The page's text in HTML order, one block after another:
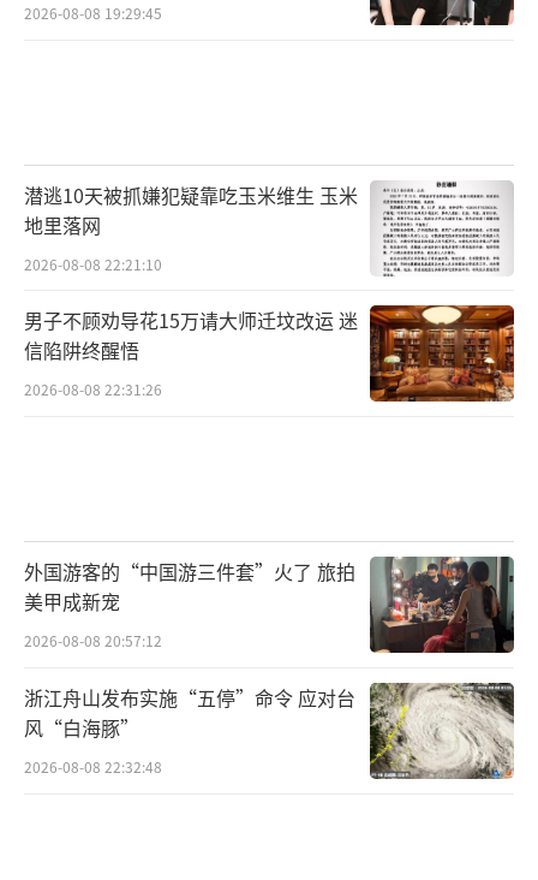
2026-08-08 19:29:45
潜逃10天被抓嫌犯疑靠吃玉米维生 玉米
地里落网
2026-08-08 22:21:10
男子不顾劝导花15万请大师迁坟改运 迷
信陷阱终醒悟
2026-08-08 22:31:26
外国游客的“中国游三件套”火了 旅拍
美甲成新宠
2026-08-08 20:57:12
浙江舟山发布实施“五停”命令 应对台
风“白海豚”
2026-08-08 22:32:48